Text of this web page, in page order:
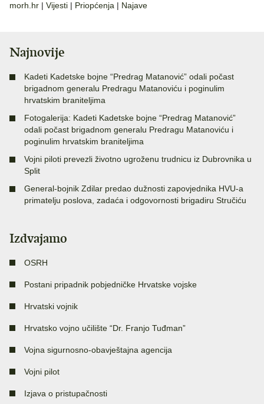
morh.hr | Vijesti | Priopćenja | Najave
Najnovije
Kadeti Kadetske bojne “Predrag Matanović” odali počast
brigadnom generalu Predragu Matanoviću i poginulim
hrvatskim braniteljima
Fotogalerija: Kadeti Kadetske bojne “Predrag Matanović”
odali počast brigadnom generalu Predragu Matanoviću i
poginulim hrvatskim braniteljima
Vojni piloti prevezli životno ugroženu trudnicu iz Dubrovnika u
Split
General-bojnik Zdilar predao dužnosti zapovjednika HVU-a
primatelju poslova, zadaća i odgovornosti brigadiru Stručiću
Izdvajamo
OSRH
Postani pripadnik pobjedničke Hrvatske vojske
Hrvatski vojnik
Hrvatsko vojno učilište “Dr. Franjo Tuđman”
Vojna sigurnosno-obavještajna agencija
Vojni pilot
Izjava o pristupačnosti